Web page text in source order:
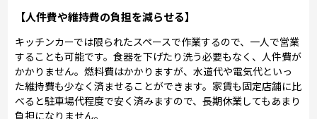
【人件費や維持費の負担を減らせる】
キッチンカーでは限られたスペースで作業するので、一人で営業
することも可能です。食器を下げたり洗う必要もなく、人件費が
かかりません。燃料費はかかりますが、水道代や電気代といっ
た維持費も少なく済ませることができます。家賃も固定店舗に比
べると駐車場代程度で安く済みますので、長期休業してもあまり
負担になりません。